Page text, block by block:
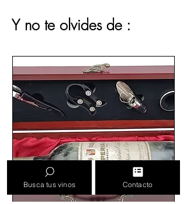
Y no te olvides de :
Busca tus vinos Contacto